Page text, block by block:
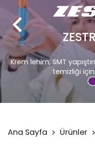
ZESTRON SD
yapıştırıcı ve kalın film
için temizleme
Ana Sayfa Ürünler